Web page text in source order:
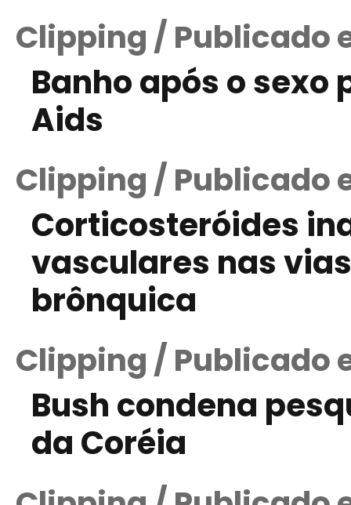
Clipping / Publicado
Banho após o sexo
Aids
Clipping / Publicado
Corticosteróides
vasculares nas
brônquica
Clipping / Publicado
Bush condena
da Coréia